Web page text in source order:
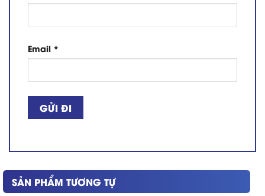
Email *
SẢN PHẨM TƯƠNG TỰ